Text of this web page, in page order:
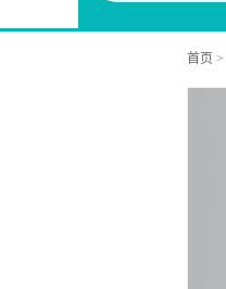
首页 >